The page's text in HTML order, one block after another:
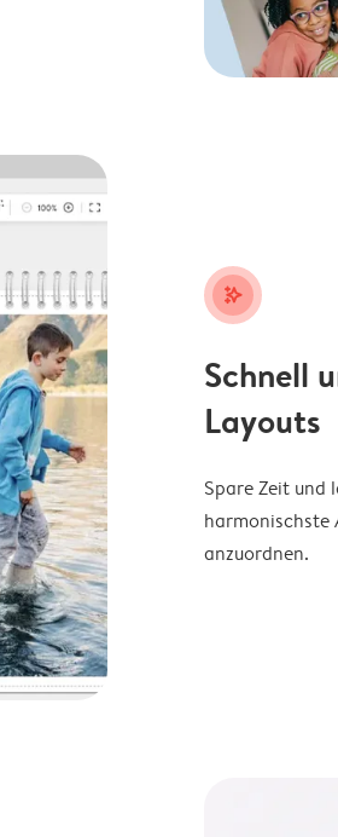
stars_plus
Schnell
Layouts
Spare Zeit und
harmonischste
anzuordnen.